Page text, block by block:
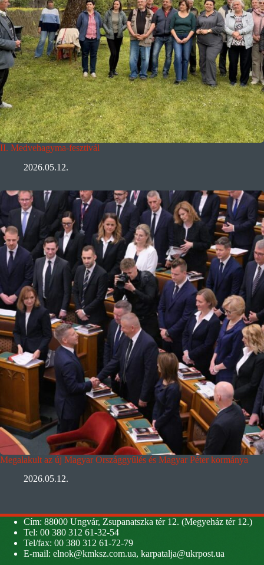
II. Medvehagyma-fesztivál
2026.05.12.
Megalakult az új Magyar Országgyűlés és Magyar Péter kormánya
2026.05.12.
Cím: 88000 Ungvár, Zsupanatszka tér 12. (Megyeház tér 12.)
Tel: 00 380 312 61-32-54
Tel/fax: 00 380 312 61-72-79
E-mail: elnok@kmksz.com.ua, karpatalja@ukrpost.ua